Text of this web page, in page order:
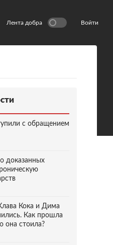
Лента добра Войти
с обращением
доказанных
Кока и Дима
Как прошла
она стоила?